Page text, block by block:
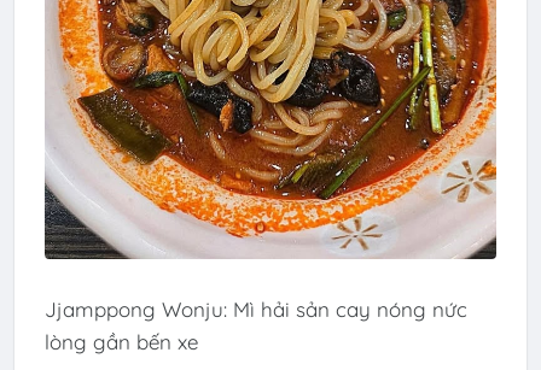
Jjamppong Wonju: Mì hải sản cay nóng nức
lòng gần bến xe